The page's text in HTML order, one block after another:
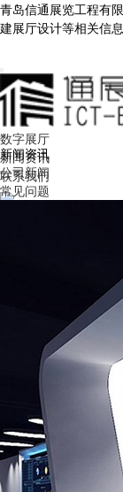
青岛信通展览工程有
建展厅设计等相关信
数字展厅
新闻资讯
联系我们
新闻资讯
公司新闻
常见问题